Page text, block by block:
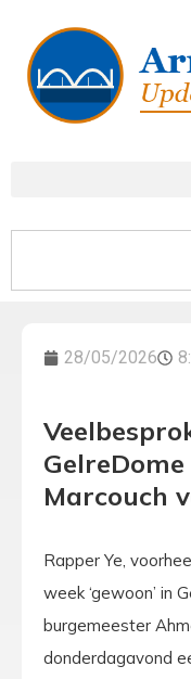
28/05/2026
Marcouch
Rapper Ye,
week ‘gewoon’ in
burgemeester
donderdagavond